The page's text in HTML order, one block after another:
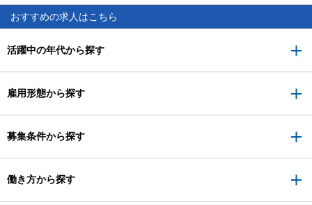
おすすめの求人はこちら
活躍中の年代から探す
雇用形態から探す
募集条件から探す
働き方から探す